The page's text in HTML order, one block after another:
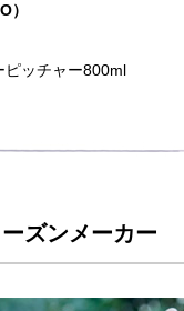
）
ッチャー800ml
ズンメーカー